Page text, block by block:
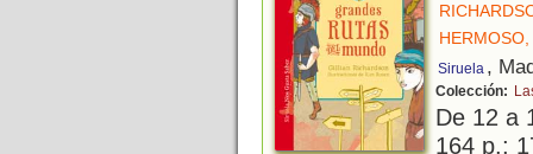
Siruela ,
Colección:
De 12 a
164 p.;